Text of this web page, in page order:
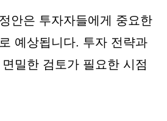
안은 투자자들에게 중요한
예상됩니다. 투자 전략과
밀한 검토가 필요한 시점